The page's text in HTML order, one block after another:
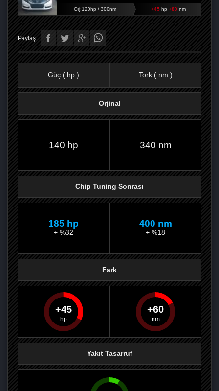
Orj:120hp / 300nm +45hp +80 nm
Paylaş:
PAYLAŞPAYLAŞPLUS'TA
Güç ( hp ) Tork ( nm )
Orjinal
140 hp 340 nm
Chip Tuning Sonrası
185 hp
+ %32
400 nm
+ %18
Fark
45 60
Yakıt Tasarruf